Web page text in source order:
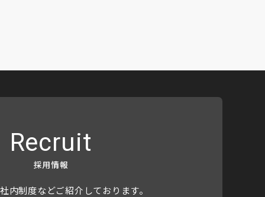
Recruit
採用情報
内制度などご紹介しております。